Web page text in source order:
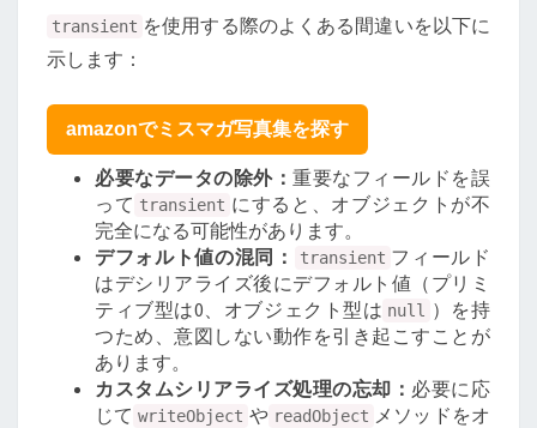
transient を使用する際のよくある間違いを以下に
示します：
amazonでミスマガ写真集を探す
必要なデータの除外：重要なフィールドを誤
って transient にすると、オブジェクトが不
完全になる可能性があります。
デフォルト値の混同：
transient フィールド
はデシリアライズ後にデフォルト値（プリミ
ティブ型は0、オブジェクト型は null
）を持
つため、意図しない動作を引き起こすことが
あります。
カスタムシリアライズ処理の忘却： 必要に応
じて writeObject や readObject メソッドをオ